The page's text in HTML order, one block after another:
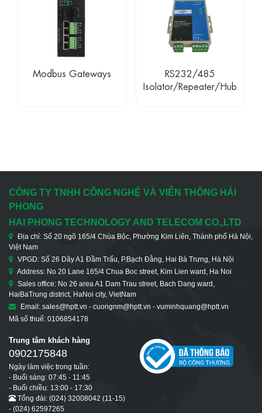
Modbus Gateways
RS232/485
Isolator/Repeater/Hub
CÔNG TY TNHH CÔNG NGHỆ VÀ VIỄN THÔNG HẢI
PHONG
HAI PHONG TECHNOLOGY AND TELECOM CO.,LTD
Địa chỉ: Số 20 ngõ 165/4 Chùa Bộc, Phường Kim Liên, Thành phố Hà Nội,
Việt Nam
VPGD: Số 26 Dãy A1 Đầm Trấu, P.Bạch Đằng, Hai Bà Trưng, Hà Nội
Address: No 20 Lane 165/4 Chua Boc street, Kim Lien ward, Ha Noi
Sales office: No 26 area A1 Dam Trau street, Bach Dang ward,
HaiBaTrung district, HaNoi city, VietNam
Email: sales@hptt.vn - cuongnm@hptt.vn - vuminhquang@hptt.vn
Mã số thuế: 0106854178
Trung tâm khách hàng
0902175848
Ngày làm việc trong tuần:
- Buổi sáng: 07:45 - 11:45
- Buổi chiều: 13:00 - 17:30
Tổng đài: (024) 32008042 (11-15)
- (024) 62597265